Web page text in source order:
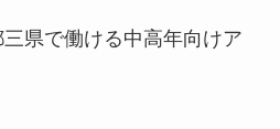
県で働ける中高年向けア